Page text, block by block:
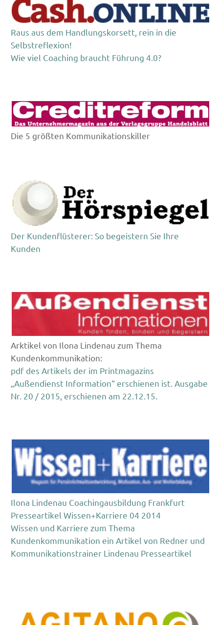
Raus aus dem Handlungskorsett, rein in die
Selbstreflexion!
Wie viel Coaching braucht Führung 4.0?
Die 5 größten Kommunikationskiller
Der Kundenflüsterer: So begeistern Sie Ihre
Kunden
Arktikel von Ilona Lindenau zum Thema
Kundenkommunikation:
pdf des Artikels der im Printmagazins
„Außendienst Information“ erschienen ist. Ausgabe
Nr. 20 / 2015, erschienen am 22.12.15.
Ilona Lindenau Coachingausbildung Frankfurt
Presseartikel Wissen+Karriere 04 2014
Wissen und Karriere zum Thema
Kundenkommunikation ein Artikel von Redner und
Kommunikationstrainer Lindenau Presseartikel